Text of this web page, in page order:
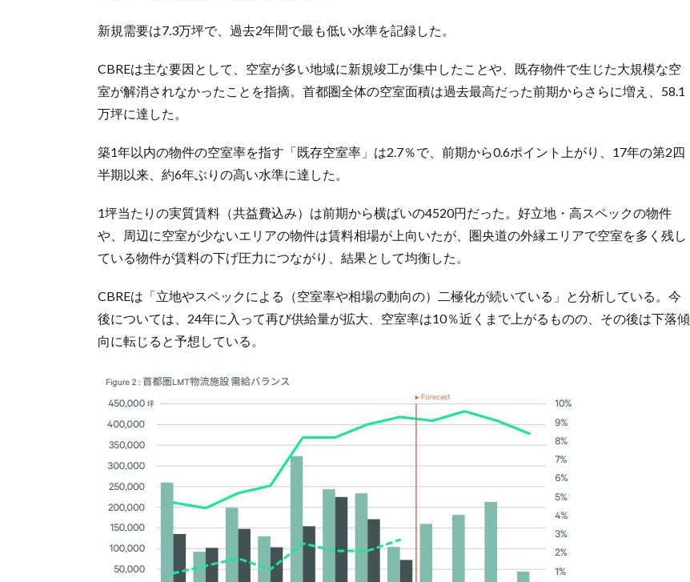
新規需要は7.3万坪で、過去2年間で最も低い水準を記録した。
CBREは主な要因として、空室が多い地域に新規竣工が集中したことや、既存物件で生じた大規模な空
室が解消されなかったことを指摘。首都圏全体の空室面積は過去最高だった前期からさらに増え、58.1
万坪に達した。
築1年以内の物件の空室率を指す「既存空室率」は2.7％で、前期から0.6ポイント上がり、17年の第2四
半期以来、約6年ぶりの高い水準に達した。
1坪当たりの実質賃料（共益費込み）は前期から横ばいの4520円だった。好立地・高スペックの物件
や、周辺に空室が少ないエリアの物件は賃料相場が上向いたが、圏央道の外縁エリアで空室を多く残し
ている物件が賃料の下げ圧力につながり、結果として均衡した。
CBREは「立地やスペックによる（空室率や相場の動向の）二極化が続いている」と分析している。今
後については、24年に入って再び供給量が拡大、空室率は10％近くまで上がるものの、その後は下落傾
向に転じると予想している。